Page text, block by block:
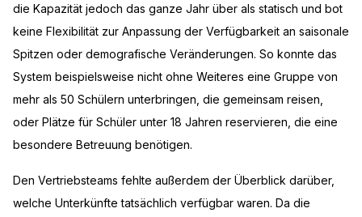
die Kapazität jedoch das ganze Jahr über als statisch und bot
keine Flexibilität zur Anpassung der Verfügbarkeit an saisonale
Spitzen oder demografische Veränderungen. So konnte das
System beispielsweise nicht ohne Weiteres eine Gruppe von
mehr als 50 Schülern unterbringen, die gemeinsam reisen,
oder Plätze für Schüler unter 18 Jahren reservieren, die eine
besondere Betreuung benötigen.
Den Vertriebsteams fehlte außerdem der Überblick darüber,
welche Unterkünfte tatsächlich verfügbar waren. Da die